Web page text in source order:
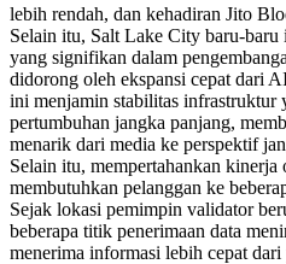
lebih rendah, dan kehadiran Jito
Selain itu, Salt Lake City baru-baru
yang signifikan dalam
didorong oleh ekspansi cepat dari
ini menjamin stabilitas infrastruktur
pertumbuhan jangka panjang,
menarik dari media ke perspektif
Selain itu, mempertahankan kinerja
membutuhkan pelanggan ke
Sejak lokasi pemimpin validator
beberapa titik penerimaan data
menerima informasi lebih cepat